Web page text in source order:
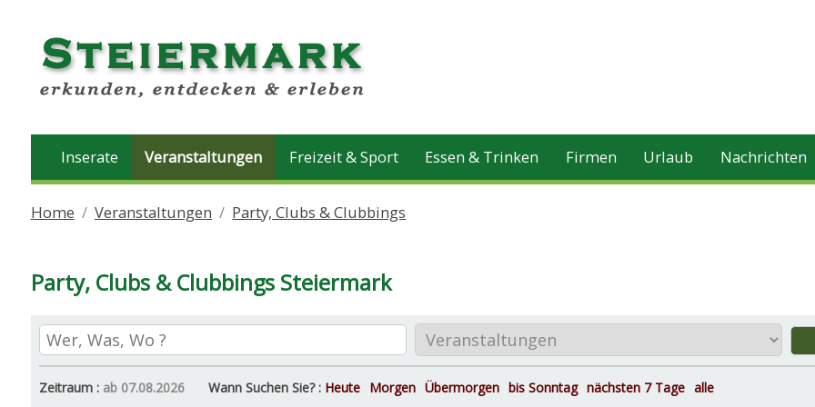
Inserate Veranstaltungen Freizeit & Sport Essen & Trinken Firmen Urlaub Nachrichten
Home Veranstaltungen Party, Clubs & Clubbings
Party, Clubs & Clubbings Steiermark
Zeitraum : ab 07.08.2026 Wann Suchen Sie? : Heute Morgen Übermorgen bis Sonntag nächsten 7 Tage alle